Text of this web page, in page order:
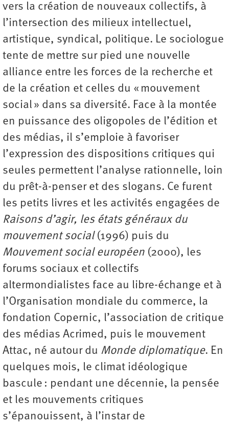
vers la création de nouveaux collectifs, à
l’intersection des milieux intellectuel,
artistique, syndical, politique. Le sociologue
tente de mettre sur pied une nouvelle
alliance entre les forces de la recherche et
de la création et celles du « mouvement
social » dans sa diversité. Face à la montée
en puissance des oligopoles de l’édition et
des médias, il s’emploie à favoriser
l’expression des dispositions critiques qui
seules permettent l’analyse rationnelle, loin
du prêt-à-penser et des slogans. Ce furent
les petits livres et les activités engagées de
Raisons d’agir, les états généraux du
mouvement social(1996) puis du
Mouvement social européen (2000), les
forums sociaux et collectifs
altermondialistes face au libre-échange et à
l’Organisation mondiale du commerce, la
fondation Copernic, l’association de critique
des médias Acrimed, puis le mouvement
Attac, né autour du Monde diplomatique. En
quelques mois, le climat idéologique
bascule : pendant une décennie, la pensée
et les mouvements critiques
s’épanouissent, à l’instar de